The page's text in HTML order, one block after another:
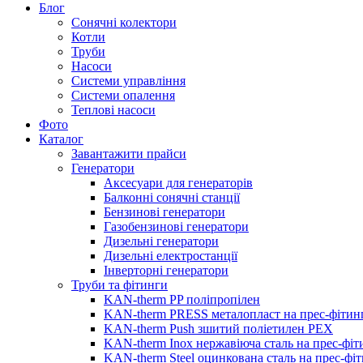
Блог
Сонячні колектори
Котли
Труби
Насоси
Системи управління
Системи опалення
Теплові насоси
Фото
Каталог
Завантажити прайси
Генератори
Аксесуари для генераторів
Балконні сонячні станції
Бензинові генератори
Газобензинові генератори
Дизельні генератори
Дизельні електростанції
Інверторні генератори
Труби та фітинги
KAN-therm PP поліпропілен
KAN-therm PRESS металопласт на прес-
KAN-therm Push зшитий поліетилен PEX
KAN-therm Inox нержавіюча сталь на прес-
KAN-therm Steel оцинкована сталь на прес-